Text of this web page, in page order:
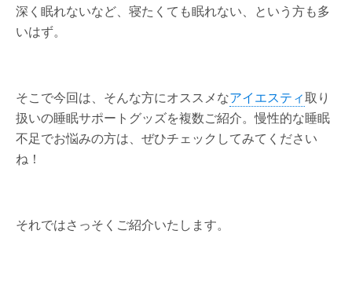
深く眠れないなど、寝たくても眠れない、という方も多
いはず。
そこで今回は、そんな方にオススメなアイエスティ取り
扱いの睡眠サポートグッズを複数ご紹介。慢性的な睡眠
不足でお悩みの方は、ぜひチェックしてみてください
ね！
それではさっそくご紹介いたします。